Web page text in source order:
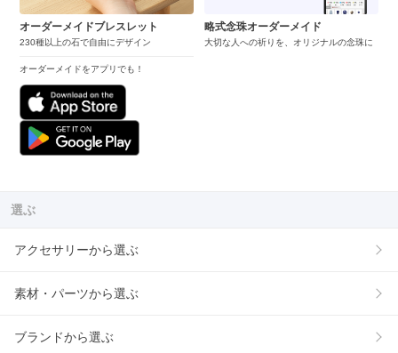
オーダーメイドブレスレット
230種以上の石で自由にデザイン
オーダーメイドをアプリでも！
略式念珠オーダーメイド
大切な人への祈りを、オリジナルの念珠に
選ぶ
アクセサリーから選ぶ
素材・パーツから選ぶ
ブランドから選ぶ